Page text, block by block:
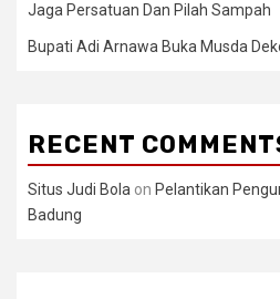
Jaga Persatuan Dan Pilah Sampah
Bupati Adi Arnawa Buka Musda
RECENT
Situs Judi Bola on Pelantikan
Badung